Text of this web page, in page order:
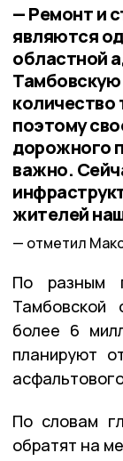
— Ремонт и
являются
областной
количество
поэтому
дорожного
важно.
жителей
отметил
По разным
более 6
планируют
По словам
обратят на